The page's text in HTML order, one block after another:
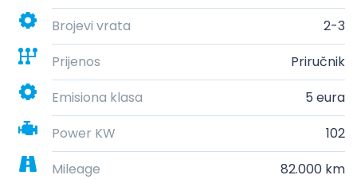
Brojevi vrata
2-3
Prijenos
Priručnik
Emisiona klasa
5 eura
Power KW
102
Mileage
82.000 km